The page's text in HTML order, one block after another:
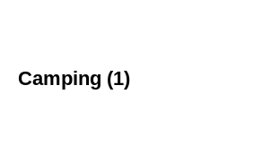
Camping (1)